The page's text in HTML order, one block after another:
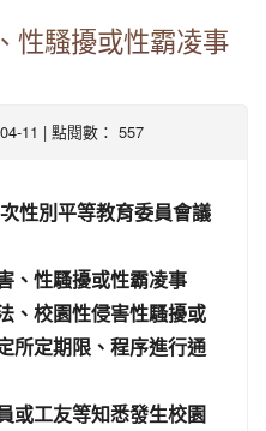
性騷擾或性霸凌事
11 | 點閱數： 557
性別平等教育委員會議
、性騷擾或性霸凌事
、校園性侵害性騷擾或
所定期限、程序進行通
或工友等知悉發生校園